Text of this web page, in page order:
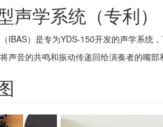
声学系统（专利）
IBAS）是专为YDS-150开发的声学系统
声音的共鸣和振动传递回给演奏者的嘴部